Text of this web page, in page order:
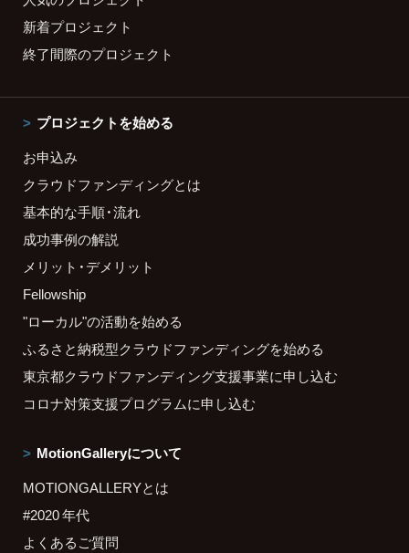
新着プロジェクト
終了間際のプロジェクト
プロジェクトを始める
お申込み
クラウドファンディングとは
基本的な手順・流れ
成功事例の解説
メリット・デメリット
Fellowship
"ローカル"の活動を始める
ふるさと納税型クラウドファンディングを始める
東京都クラウドファンディング支援事業に申し込む
コロナ対策支援プログラムに申し込む
MotionGalleryについて
MOTIONGALLERYとは
#2020 年代
よくあるご質問